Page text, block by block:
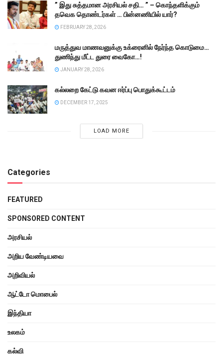
” இது சுத்தமான அரசியல் சதி… ” – கொந்தளிக்கும்
தவெக தொண்டர்கள் … பின்னணியில் யார்?
FEBRUARY 28, 2026
மருத்துவ மாணவனுக்கு உக்ரைனில் நேர்ந்த கொடுமை…
துணிந்து மீட்ட துரை வைகோ…!
JANUARY 28, 2026
கல்லறை கேட்டு கவன ஈர்ப்பு பொதுக்கூட்டம்
DECEMBER 17, 2025
LOAD MORE
Categories
FEATURED
SPONSORED CONTENT
அரசியல்
அறிய வேண்டியவை
அறிவியல்
ஆட்டோ மொபைல்
இந்தியா
உலகம்
கல்வி